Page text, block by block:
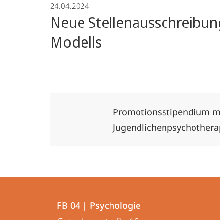
24.04.2024
Neue
Modells
Promotionsstipendium
Kontaktinformationen
FB
FB 04 | Psychologie